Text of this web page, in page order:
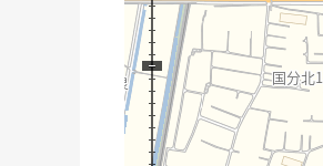
■ 请随便询问
房源参观的要求，买房时的
到下方有的"咨询"或者"预约
因为儿童乐园区以及尿布交
在驾车前来的时候，
・时代海老名中央公园地下